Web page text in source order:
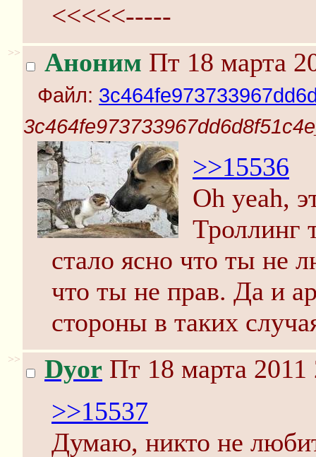
<<<<<-----
>> Аноним Пт 18 марта
Файл:
>>15536
Oh yeah,
Троллинг
стало ясно что ты не
что ты не прав. Да и
стороны в таких
>> Dyor Пт 18 марта 2011
>>15537
Думаю, никто не